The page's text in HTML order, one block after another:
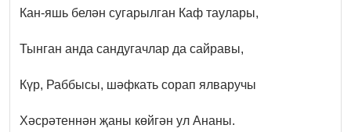
Кан-яшь белән сугарылган Каф таулары,
Тынган анда сандугачлар да сайравы,
Күр, Раббысы, шәфкать сорап ялваручы
Хәсрәтеннән җаны көйгән ул Ананы.